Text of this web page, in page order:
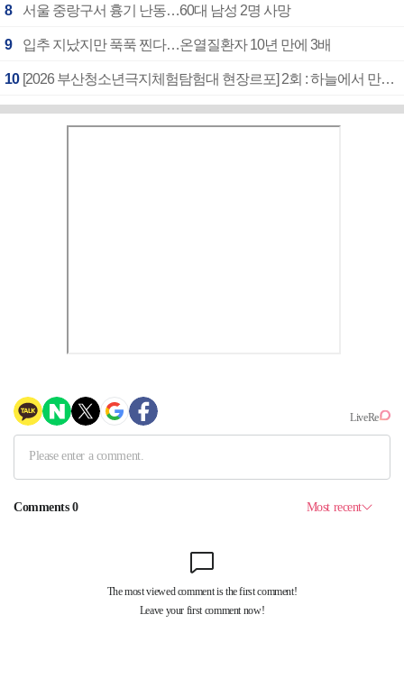
8 서울 중랑구서 흉기 난동…60대 남성 2명 사망
9 입추 지났지만 푹푹 찐다…온열질환자 10년 만에 3배
10 [2026 부산청소년극지체험탐험대 현장르포] 2회 : 하늘에서 만난 얼음의 나라